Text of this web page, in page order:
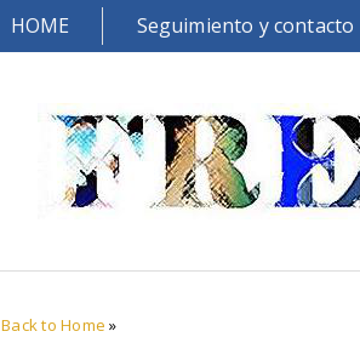
HOME Seguimiento y contacto
Back to Home »